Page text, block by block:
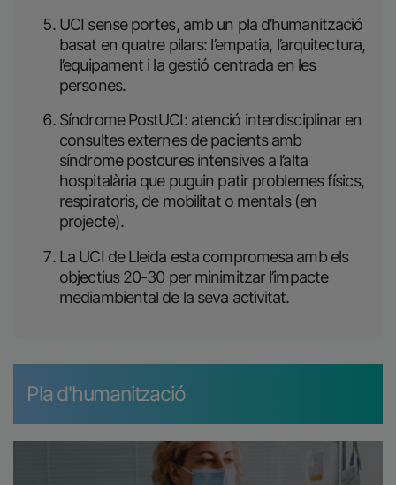
UCI sense portes, amb un pla d’humanització
basat en quatre pilars: l’empatia, l’arquitectura,
l’equipament i la gestió centrada en les
persones.
Síndrome PostUCI: atenció interdisciplinar en
consultes externes de pacients amb
síndrome postcures intensives a l’alta
hospitalària que puguin patir problemes físics,
respiratoris, de mobilitat o mentals (en
projecte).
La UCI de Lleida esta compromesa amb els
objectius 20-30 per minimitzar l’impacte
mediambiental de la seva activitat.
Pla d'humanització